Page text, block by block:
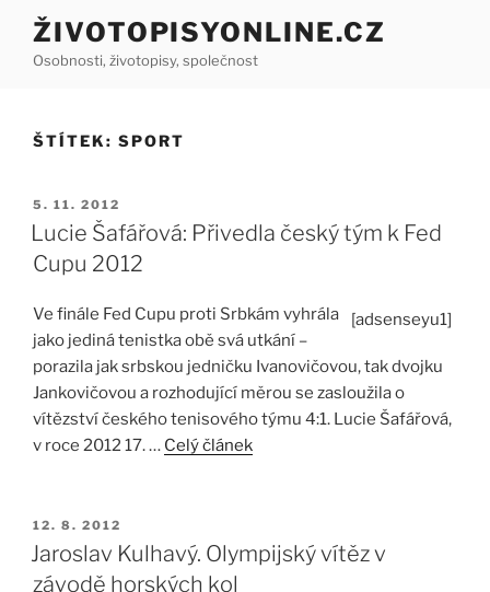
Přejít
obsahu
ŽIVOTOPISYONLINE.CZ
Osobnosti, životopisy, společnost
ŠTÍTEK: SPORT
PUBLIKOVÁNO
5. 11. 2012
Lucie Šafářová: Přivedla český tým k Fed
Cupu 2012
[adsenseyu1]
Ve finále Fed Cupu proti Srbkám vyhrála
jako jediná tenistka obě svá utkání –
porazila jak srbskou jedničku Ivanovičovou, tak dvojku
Jankovičovou a rozhodující měrou se zasloužila o
vítězství českého tenisového týmu 4:1. Lucie Šafářová,
v roce 2012 17. … Celý článek
PUBLIKOVÁNO
12. 8. 2012
Jaroslav Kulhavý. Olympijský vítěz v
závodě horských kol